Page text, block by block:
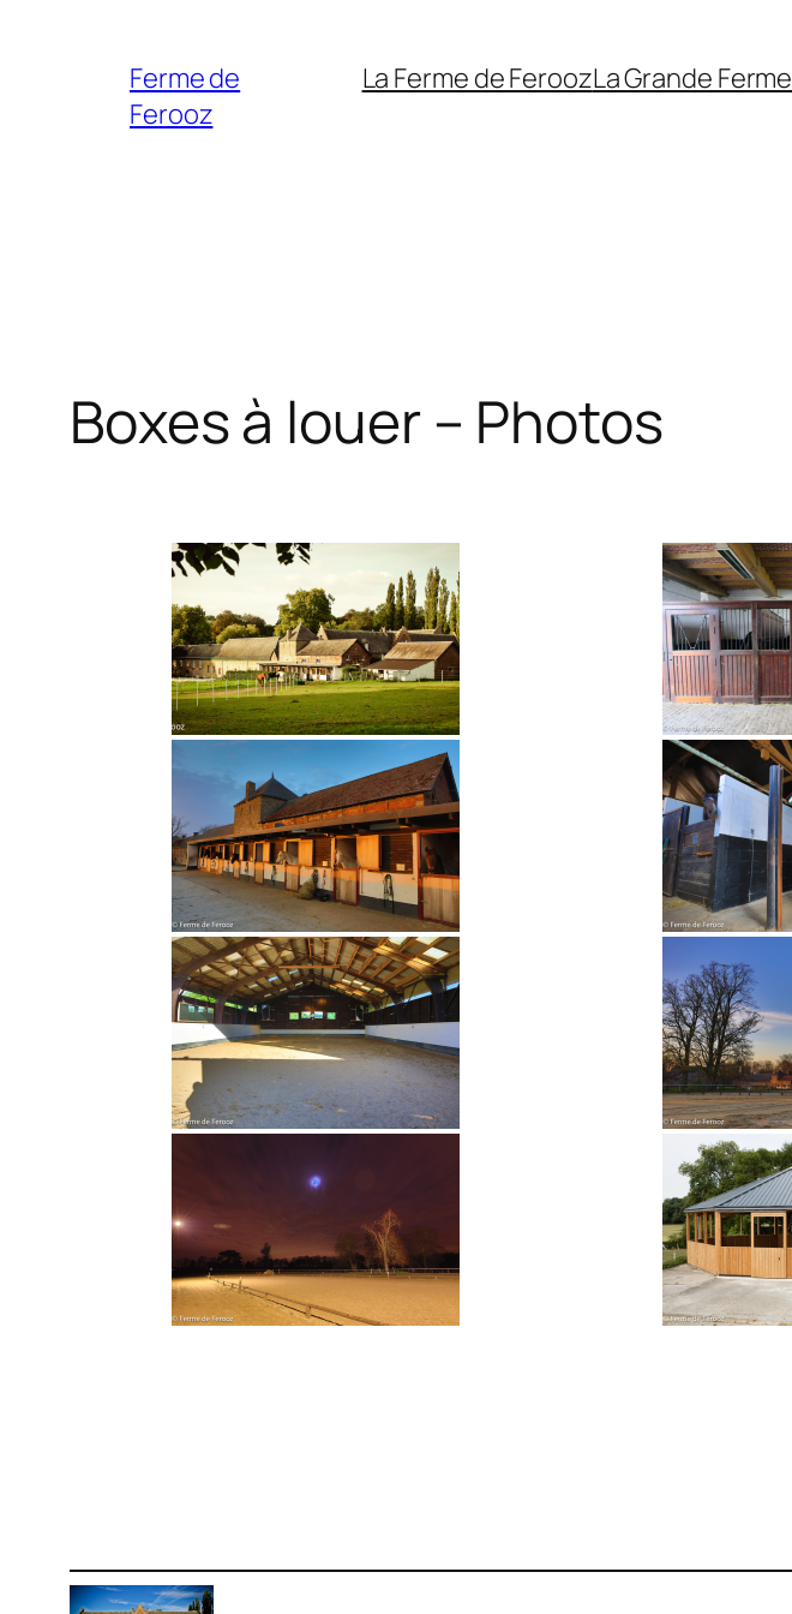
Ferme de
Ferooz
La Ferme de FeroozLa Grande Ferme
Boxes à louer – Photos